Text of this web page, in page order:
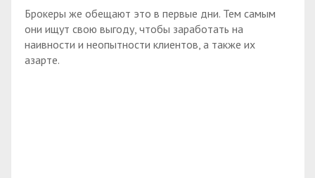
Брокеры же обещают это в первые дни. Тем самым
они ищут свою выгоду, чтобы заработать на
наивности и неопытности клиентов, а также их
азарте.